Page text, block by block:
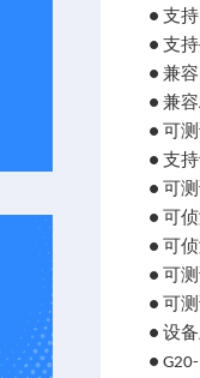
● 支
● 支
● 兼容
● 兼容
● 可
● 支
● 可
● 可
● 可
● 可
● 可
● 设
●